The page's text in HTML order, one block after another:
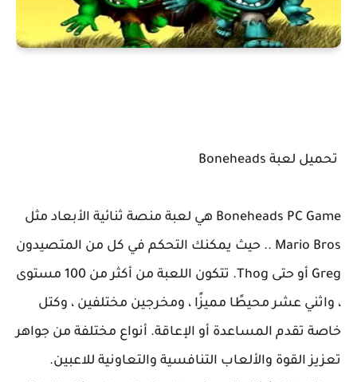
تحميل لعبة Boneheads
Boneheads PC Game هي لعبة منصة ثنائية الأبعاد مثل
Mario Bros .. حيث يمكنك التحكم في كل من المتصيدون
Greg أو حتى Thog. تتكون اللعبة من أكثر من 100 مستوى
، واثني عشر محيطًا مميزًا ، ومخرجين مختلفين ، وكتل
خاصة تقدم المساعدة أو الإعاقة. أنواع مختلفة من جواهر
تعزيز القوة والألعاب التنافسية والتعاونية للاعبين.